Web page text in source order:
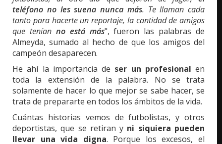
teléfono no les suena nunca más. Te llaman cada
tanto para hacerte un reportaje, la cantidad de amigos
que tenían no está más", fueron las palabras de
Almeyda, sumado al hecho de que los amigos del
campeón desaparecen.
He ahí la importancia de ser un profesional en
toda la extensión de la palabra. No se trata
solamente de hacer lo que mejor se sabe hacer, se
trata de prepararte en todos los ámbitos de la vida.
Cuántas historias vemos de futbolistas, y otros
deportistas, que se retiran y ni siquiera pueden
llevar una vida digna. Porque los excesos, el